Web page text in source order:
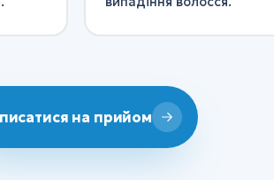
на прийом